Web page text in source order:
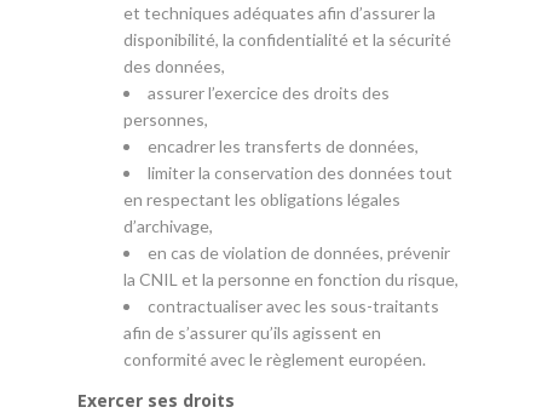
et techniques adéquates afin d’assurer la
disponibilité, la confidentialité et la sécurité
des données,
assurer l’exercice des droits des
personnes,
encadrer les transferts de données,
limiter la conservation des données tout
en respectant les obligations légales
d’archivage,
en cas de violation de données, prévenir
la CNIL et la personne en fonction du risque,
contractualiser avec les sous-traitants
afin de s’assurer qu’ils agissent en
conformité avec le règlement européen.
Exercer ses droits